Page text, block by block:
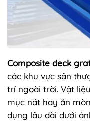
Composite deck
các khu vực sân
trí ngoài trời. Vật
mục nát hay ăn
dụng lâu dài dưới